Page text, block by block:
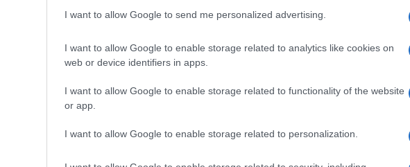
I want to allow Google to send me personalized advertising.
I want to allow Google to enable storage related to analytics like cookies on
web or device identifiers in apps.
I want to allow Google to enable storage related to functionality of the website
or app.
I want to allow Google to enable storage related to personalization.
di grassi
risultare dannosi durante la gravidanza e dovrebbero essere